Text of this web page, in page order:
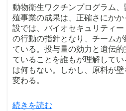
動物衛生ワクチンプログラム
殖事業の成果は、正確さにか
設では、バイオセキュリティ
の行動の指針となり、チーム
ている。投与量の効力と遺伝
ていることを誰もが理解して
は何もない。しかし、原料が
変わる。
続きを読む